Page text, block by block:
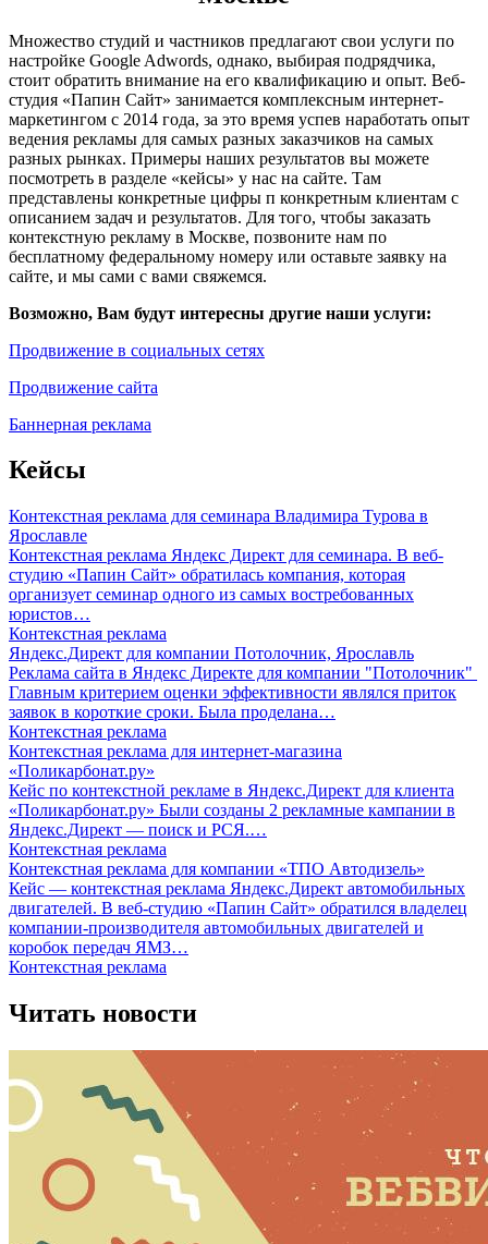
Множество студий и частников предлагают свои услуги по
настройке Google Adwords, однако, выбирая подрядчика,
стоит обратить внимание на его квалификацию и опыт. Веб-
студия «Папин Сайт» занимается комплексным интернет-
маркетингом с 2014 года, за это время успев наработать опыт
ведения рекламы для самых разных заказчиков на самых
разных рынках. Примеры наших результатов вы можете
посмотреть в разделе «кейсы» у нас на сайте. Там
представлены конкретные цифры п конкретным клиентам с
описанием задач и результатов. Для того, чтобы заказать
контекстную рекламу в Москве, позвоните нам по
бесплатному федеральному номеру или оставьте заявку на
сайте, и мы сами с вами свяжемся.
Возможно, Вам будут интересны другие наши услуги:
Продвижение в социальных сетях
Продвижение сайта
Баннерная реклама
Кейсы
Контекстная реклама для семинара Владимира Турова в
Ярославле
Контекстная реклама Яндекс Директ для семинара. В веб-
студию «Папин Сайт» обратилась компания, которая
организует семинар одного из самых востребованных
юристов…
Контекстная реклама
Яндекс.Директ для компании Потолочник, Ярославль
Реклама сайта в Яндекс Директе для компании "Потолочник"
Главным критерием оценки эффективности являлся приток
заявок в короткие сроки. Была проделана…
Контекстная реклама
Контекстная реклама для интернет-магазина
«Поликарбонат.ру»
Кейс по контекстной рекламе в Яндекс.Директ для клиента
«Поликарбонат.ру» Были созданы 2 рекламные кампании в
Яндекс.Директ — поиск и РСЯ.…
Контекстная реклама
Контекстная реклама для компании «ТПО Автодизель»
Кейс — контекстная реклама Яндекс.Директ автомобильных
двигателей. В веб-студию «Папин Сайт» обратился владелец
компании-производителя автомобильных двигателей и
коробок передач ЯМЗ…
Контекстная реклама
Читать новости